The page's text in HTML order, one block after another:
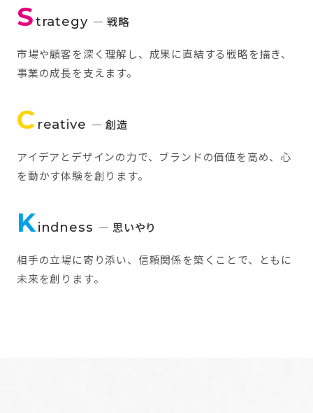
Strategy — 戦略
市場や顧客を深く理解し、成果に直結する戦略を描き、
事業の成長を支えます。
C reative — 創造
アイデアとデザインの力で、ブランドの価値を高め、心
を動かす体験を創ります。
Kindness — 思いやり
相手の立場に寄り添い、信頼関係を築くことで、ともに
未来を創ります。